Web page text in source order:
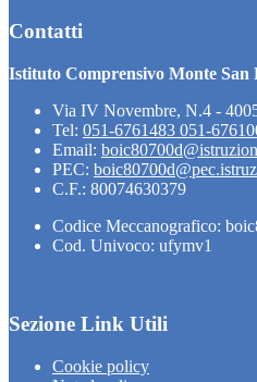
Contatti
Istituto Comprensivo Monte San
Via IV Novembre, N.4 -
Tel: 051-6761483 051-
Email:
PEC:
C.F.: 80074630379
Codice Meccanografico:
Cod. Univoco: ufymv1
Sezione Link Utili
Cookie policy